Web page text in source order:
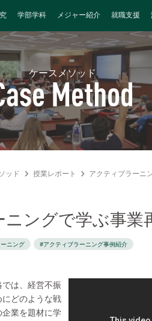
学部学科 メジャー紹介 就職支援
ケースメソッド
Method
ッド 授業レポート アクティブラーニ
ングで学ぶ事業
ニング #アクティブラーニング事例紹介
は、経営不振
どのような戦
業を題材に学